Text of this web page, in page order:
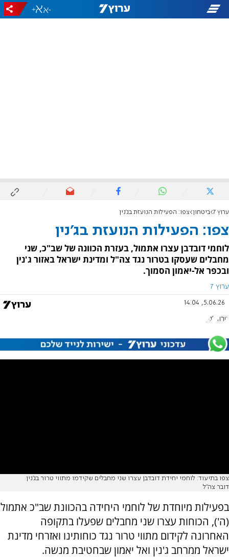
-
+
ערוץ 7 ביטחון צפו: הפעילות הנועזת בג'נין
צפו: הפעילות הנועזת בג'נין
לוחמי דובדבן עצרו אתמול, בעזרת הכוונה של שב"כ, שני
מחבלים שעסקו בטרור נגד צה"ל ומדינת ישראל באזור ג'נין
ובכפר אל-יאמון הסמוך.
ערוץ 7
5.06.26, 14:04
טרור ג'נין
צפו בתיעוד: לוחמי יחידת דובדבן עצרו שני מחבלים שקידמו מתווי טרור בג׳נין
דובר צה"ל
בפעילות מיוחדת של לוחמי היחידה בהכוונת שב"כ אתמול
(ה'), הכוחות עצרו שני מחבלים שפעלו בתקופה
האחרונה לקידום מתווי טרור נגד כוחותינו ואזרחי מדינת
ישראל ממרחב ג'נין ואל יאמון שבחטיבת מנשה.